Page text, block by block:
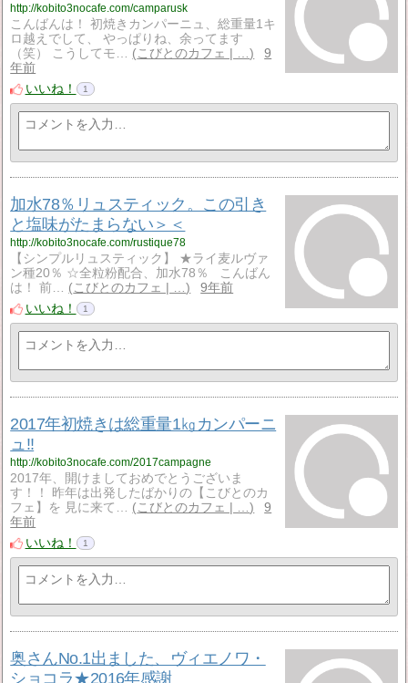
http://kobito3nocafe.com/camparusk
こんばんは！ 初焼きカンパーニュ、総重量1キ
ロ越えでして、 やっぱりね、余ってます
（笑） こうしてモ…
こびとのカフェ | …
9
年前
いいね！
1
加水78％リュスティック。この引き
と塩味がたまらない＞＜
http://kobito3nocafe.com/rustique78
【シンプルリュスティック】 ★ライ麦ルヴァ
ン種20％ ☆全粒粉配合、加水78％ こんばん
は！ 前…
こびとのカフェ | …
9年前
いいね！
1
2017年初焼きは総重量1㎏カンパーニ
ュ‼
http://kobito3nocafe.com/2017campagne
2017年、開けましておめでとうございま
す！！ 昨年は出発したばかりの【こびとのカ
フェ】を 見に来て…
こびとのカフェ | …
9
年前
いいね！
1
奥さんNo.1出ました、ヴィエノワ・
ショコラ★2016年感謝